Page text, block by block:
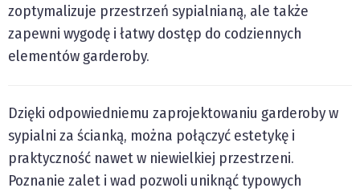
zoptymalizuje przestrzeń sypialnianą, ale także
zapewni wygodę i łatwy dostęp do codziennych
elementów garderoby.
Dzięki odpowiedniemu zaprojektowaniu garderoby w
sypialni za ścianką, można połączyć estetykę i
praktyczność nawet w niewielkiej przestrzeni.
Poznanie zalet i wad pozwoli uniknąć typowych